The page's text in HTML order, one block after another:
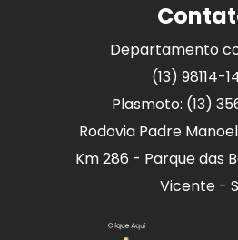
Departamento
(13) 98114-
Plasmoto: (13)
Rodovia Padre
Km 286 - Parque das
Vicente -